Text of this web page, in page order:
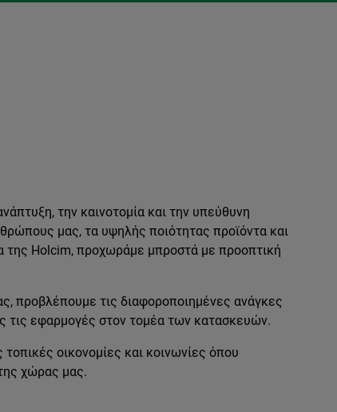
την καινοτομία και την υπεύθυνη
μας, τα υψηλής ποιότητας προϊόντα και
της Holcim, προχωράμε μπροστά με προοπτική
προβλέπουμε τις διαφοροποιημένες ανάγκες
τις εφαρμογές στον τομέα των κατασκευών.
οικονομίες και κοινωνίες όπου
χώρας μας.